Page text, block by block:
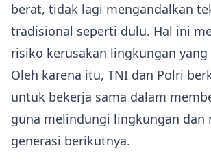
berat, tidak lagi mengandalkan
tradisional seperti dulu. Hal ini
risiko kerusakan lingkungan
Oleh karena itu, TNI dan Polri
untuk bekerja sama dalam
guna melindungi lingkungan dan
generasi berikutnya.